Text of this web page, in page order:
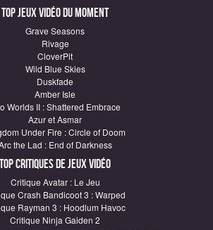
Top Jeux vidéo du moment
Grave Seasons
Rivage
CloverPit
Wild Blue Skies
Duskfade
Amber Isle
Worlds II : Shattered Embrace
Azur et Asmar
Under Fire : Circle of Doom
the Lad : End of Darkness
Top critiques de Jeux vidéo
Critique Avatar : Le Jeu
Crash Bandicoot 3 : Warped
Rayman 3 : Hoodlum Havoc
Critique Ninja Gaiden 2